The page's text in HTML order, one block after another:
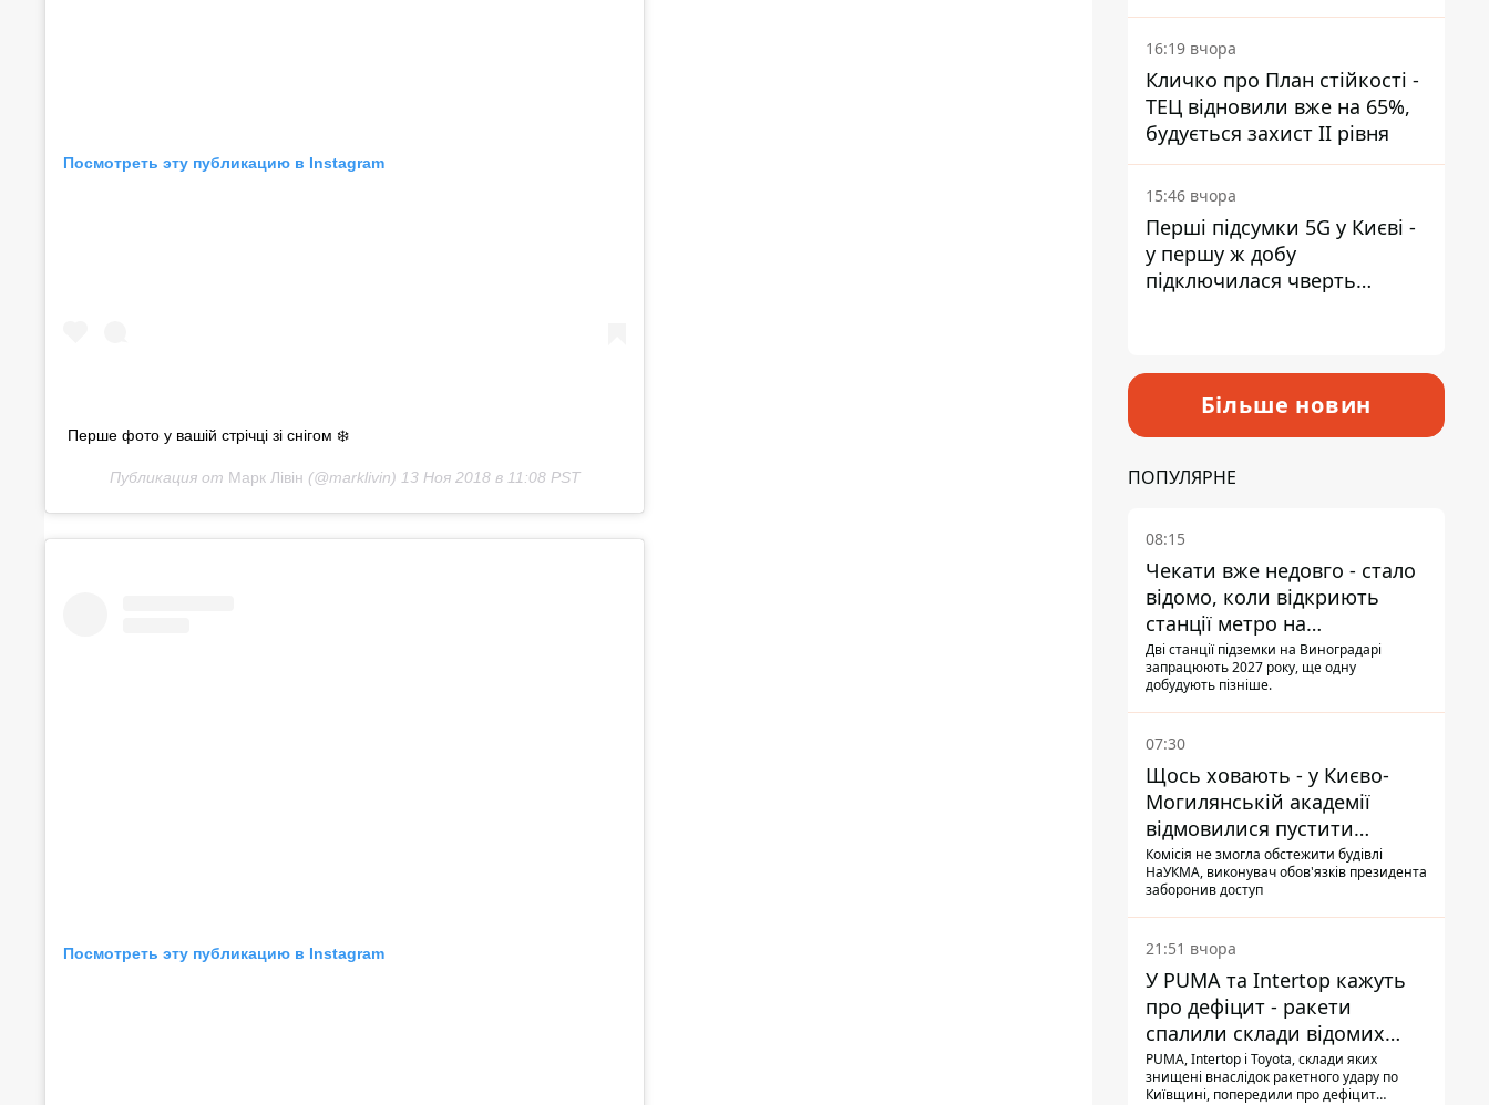
Посмотреть эту публикацию в Instagram
Перше фото у вашій стрічці зі снігом ❄️
Публикация от Марк Лівін (@marklivin) 13 Ноя 2018 в 11:08 PST
Посмотреть эту публикацию в Instagram
16:19 вчора
Кличко про План стійкості -
ТЕЦ відновили вже на 65%,
будується захист ІІ рівня
15:46 вчора
Перші підсумки 5G у Києві -
у першу ж добу
підключилася чверть
Більше новин
ПОПУЛЯРНЕ
08:15
Чекати вже недовго - стало
відомо, коли відкриють
станції метро на
Виноградарі
Дві станції підземки на Виноградарі
запрацюють 2027 року, ще одну
добудують пізніше.
07:30
Щось ховають - у Києво-
Могилянській академії
відмовилися пустити
комісію з охорони пам'яток
на територію
Комісія не змогла обстежити будівлі
НаУКМА, виконувач обов'язків президента
заборонив доступ
21:51 вчора
У PUMA та Intertop кажуть
про дефіцит - ракети
спалили склади відомих
брендів
PUMA, Intertop і Toyota, склади яких
знищені внаслідок ракетного удару по
Київщині, попередили про дефіцит